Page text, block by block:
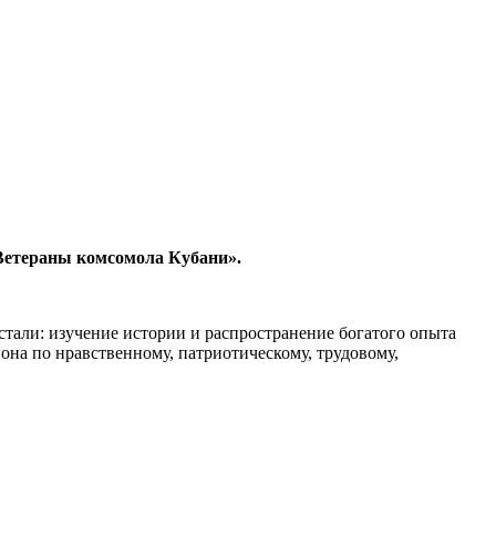
комсомола Кубани».
изучение истории и распространение богатого опыта
по нравственному, патриотическому, трудовому,